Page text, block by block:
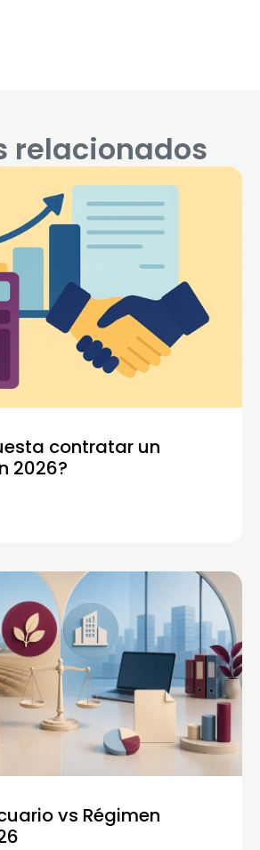
relacionados
contratar un
2026?
vs Régimen